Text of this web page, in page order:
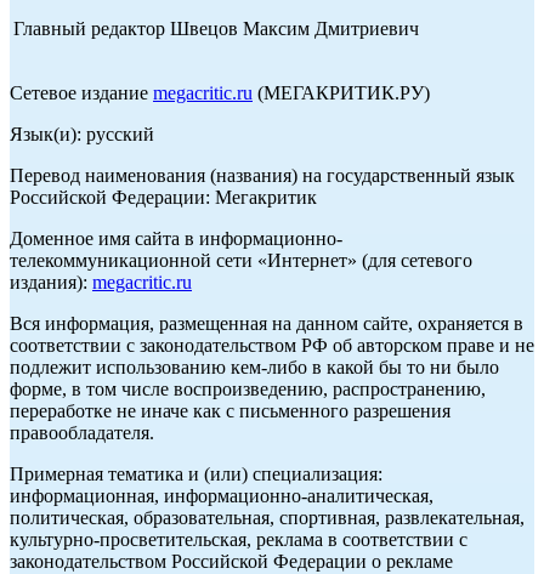
Главный редактор Швецов Максим Дмитриевич
Сетевое издание megacritic.ru (МЕГАКРИТИК.РУ)
Язык(и): русский
Перевод наименования (названия) на государственный язык
Российской Федерации: Мегакритик
Доменное имя сайта в информационно-
телекоммуникационной сети «Интернет» (для сетевого
издания): megacritic.ru
Вся информация, размещенная на данном сайте, охраняется в
соответствии с законодательством РФ об авторском праве и не
подлежит использованию кем-либо в какой бы то ни было
форме, в том числе воспроизведению, распространению,
переработке не иначе как с письменного разрешения
правообладателя.
Примерная тематика и (или) специализация:
информационная, информационно-аналитическая,
политическая, образовательная, спортивная, развлекательная,
культурно-просветительская, реклама в соответствии с
законодательством Российской Федерации о рекламе